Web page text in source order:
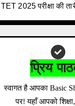
TET 2025 परीक्षा की
Download Admit
Inside
प्रिय
स्वागत है आपका Basic
पर! यहाँ आपको